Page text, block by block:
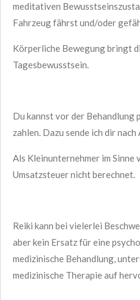
meditativen
Fahrzeug fährst und/oder
Körperliche Bewegung bringt
Tagesbewusstsein.
Du kannst vor der Behandlung
zahlen. Dazu sende ich dir
Als Kleinunternehmer im Sinne
Umsatzsteuer nicht berechnet.
Reiki kann bei vielerlei
aber kein Ersatz für eine
medizinische Behandlung,
medizinische Therapie auf